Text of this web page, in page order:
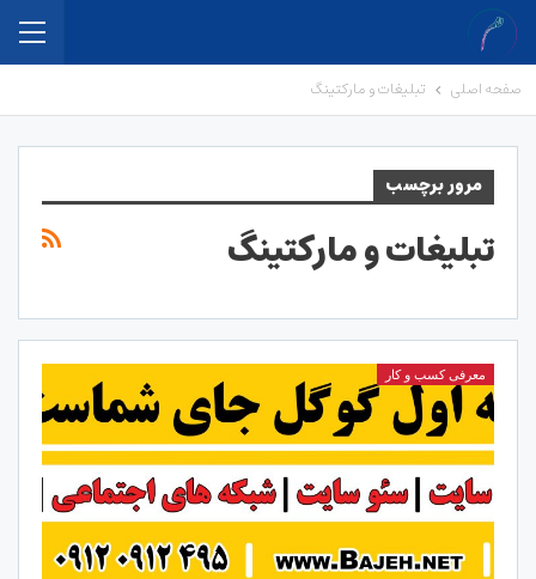
صفحه اصلی تبلیغات و مارکتینگ
مرور برچسب
تبلیغات و مارکتینگ
معرفی کسب و کار